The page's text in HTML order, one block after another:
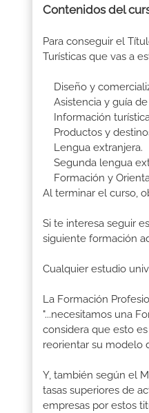
Contenidos del
Para conseguir el
Turísticas que vas a
Diseño y
Asistencia y guía de
Información
Productos y
Lengua extranjera.
Segunda lengua
Formación y
Al terminar el curso,
Si te interesa seguir
siguiente formación
Cualquier estudio
La Formación
"...necesitamos una
considera que esto
reorientar su modelo
Y, también según el
tasas superiores de
empresas por estos